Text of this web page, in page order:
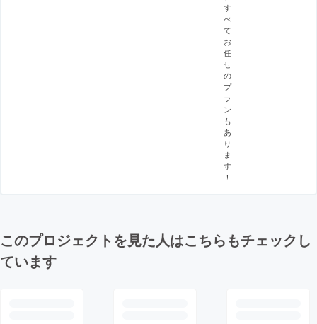
す
べ
て
お
任
せ
の
プ
ラ
ン
も
あ
り
ま
す
！
このプロジェクトを見た人はこちらもチェックし
ています